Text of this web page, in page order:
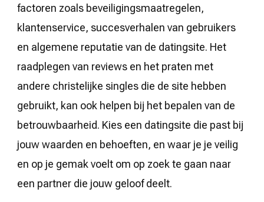
factoren zoals beveiligingsmaatregelen,
klantenservice, succesverhalen van gebruikers
en algemene reputatie van de datingsite. Het
raadplegen van reviews en het praten met
andere christelijke singles die de site hebben
gebruikt, kan ook helpen bij het bepalen van de
betrouwbaarheid. Kies een datingsite die past bij
jouw waarden en behoeften, en waar je je veilig
en op je gemak voelt om op zoek te gaan naar
een partner die jouw geloof deelt.